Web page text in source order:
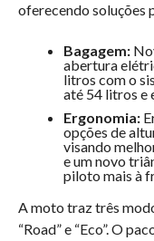
oferecendo soluções
Bagagem:
abertura
litros com o
até 54 litros e
Ergonomia:
opções de
visando
e um novo
piloto mais à
A moto traz três
“Road” e “Eco”. O